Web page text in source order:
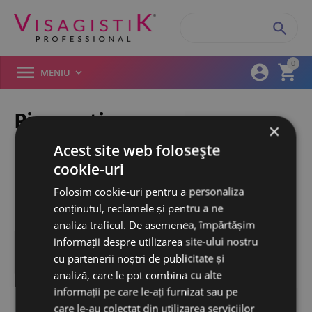
0



 MENIU 
Filtre produse
Artliner
Biocutem
BioEvolution
Biotek
Biotouch
Pigmenti
Micropigmentare
Pagina start / DERMOPIGMENTARE Pigmenti Micropigmentare
Biomaser ND
Filtre
×
Acest site web folosește
cookie-uri
Folosim cookie-uri pentru a personaliza
conținutul, reclamele și pentru a ne
analiza traficul. De asemenea, împărtășim
informații despre utilizarea site-ului nostru
cu partenerii noștri de publicitate și
analiză, care le pot combina cu alte
informații pe care le-ați furnizat sau pe
care le-au colectat din utilizarea serviciilor